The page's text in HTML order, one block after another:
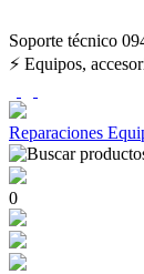
Soporte técnico
⚡ Equipos,
Reparaciones
0